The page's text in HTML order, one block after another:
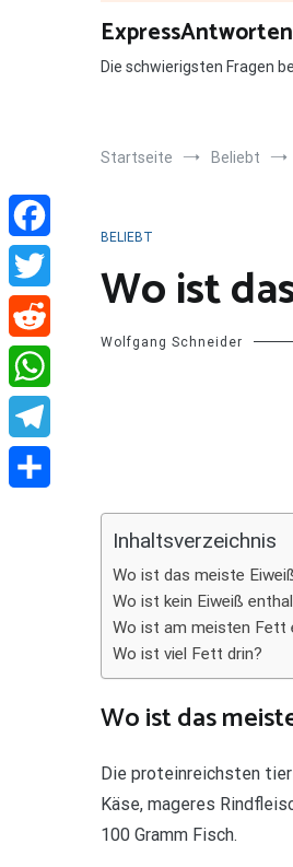
Die schwierigsten Fragen
Startseite Beliebt
BELIEBT
Wo ist
Wolfgang Schneider
Inhaltsverzeichnis
Wo ist das meiste
Wo ist kein Eiweiß
Wo ist am meisten Fett
Wo ist viel Fett drin?
Wo ist das
Die proteinreichsten
Käse, mageres
100 Gramm Fisch.
Facebook
Twitter
Reddit
WhatsApp
Telegram